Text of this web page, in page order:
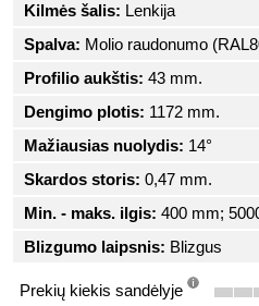
Kilmės šalis: Lenkija
Spalva: Molio raudonumo
Profilio aukštis: 43 mm.
Dengimo plotis: 1172 mm.
Mažiausias nuolydis: 14°
Skardos storis: 0,47 mm.
Min. - maks. ilgis: 400 mm;
Blizgumo laipsnis: Blizgus
Prekių kiekis sandėlyje